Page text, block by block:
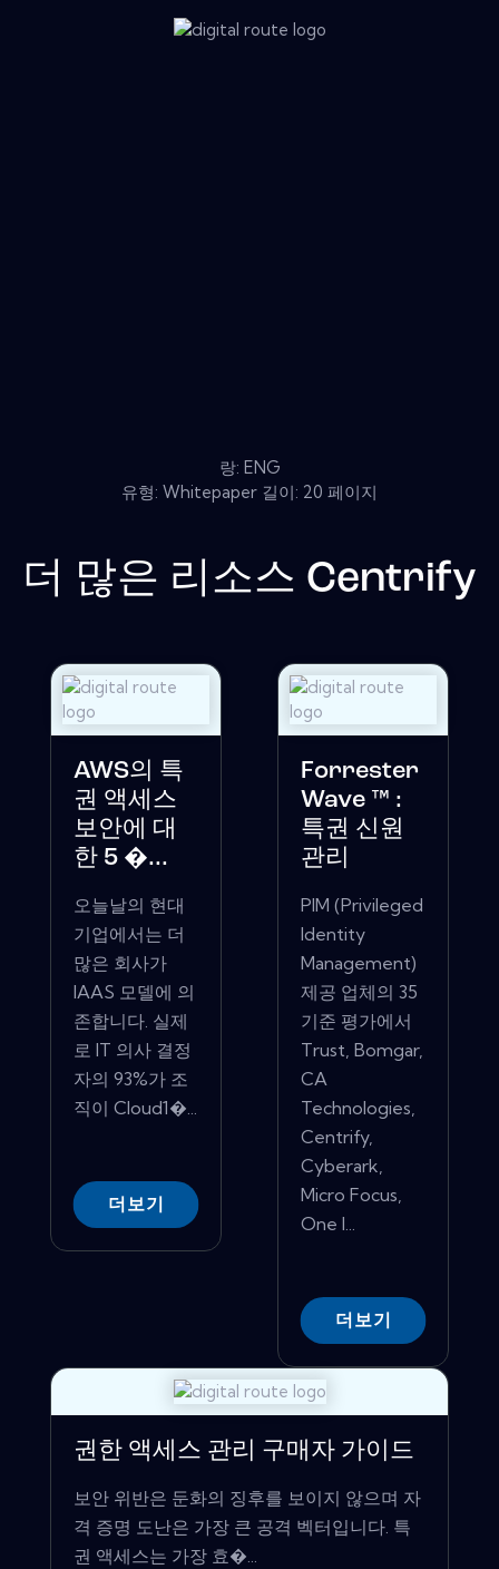
랑: ENG
유형: Whitepaper 길이: 20 페이지
더 많은 리소스 Centrify
AWS의 특
권 액세스
보안에 대
한 5 �...
오늘날의 현대
기업에서는 더
많은 회사가
IAAS 모델에 의
존합니다. 실제
로 IT 의사 결정
자의 93%가 조
직이 Cloud1�...
더보기
Forrester
Wave ™ :
특권 신원
관리
PIM (Privileged
Identity
Management)
제공 업체의 35
기준 평가에서
Trust, Bomgar,
CA
Technologies,
Centrify,
Cyberark,
Micro Focus,
One I...
더보기
권한 액세스 관리 구매자 가이드
보안 위반은 둔화의 징후를 보이지 않으며 자
격 증명 도난은 가장 큰 공격 벡터입니다. 특
권 액세스는 가장 효�...